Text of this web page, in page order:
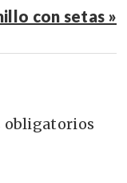
con setas »
obligatorios